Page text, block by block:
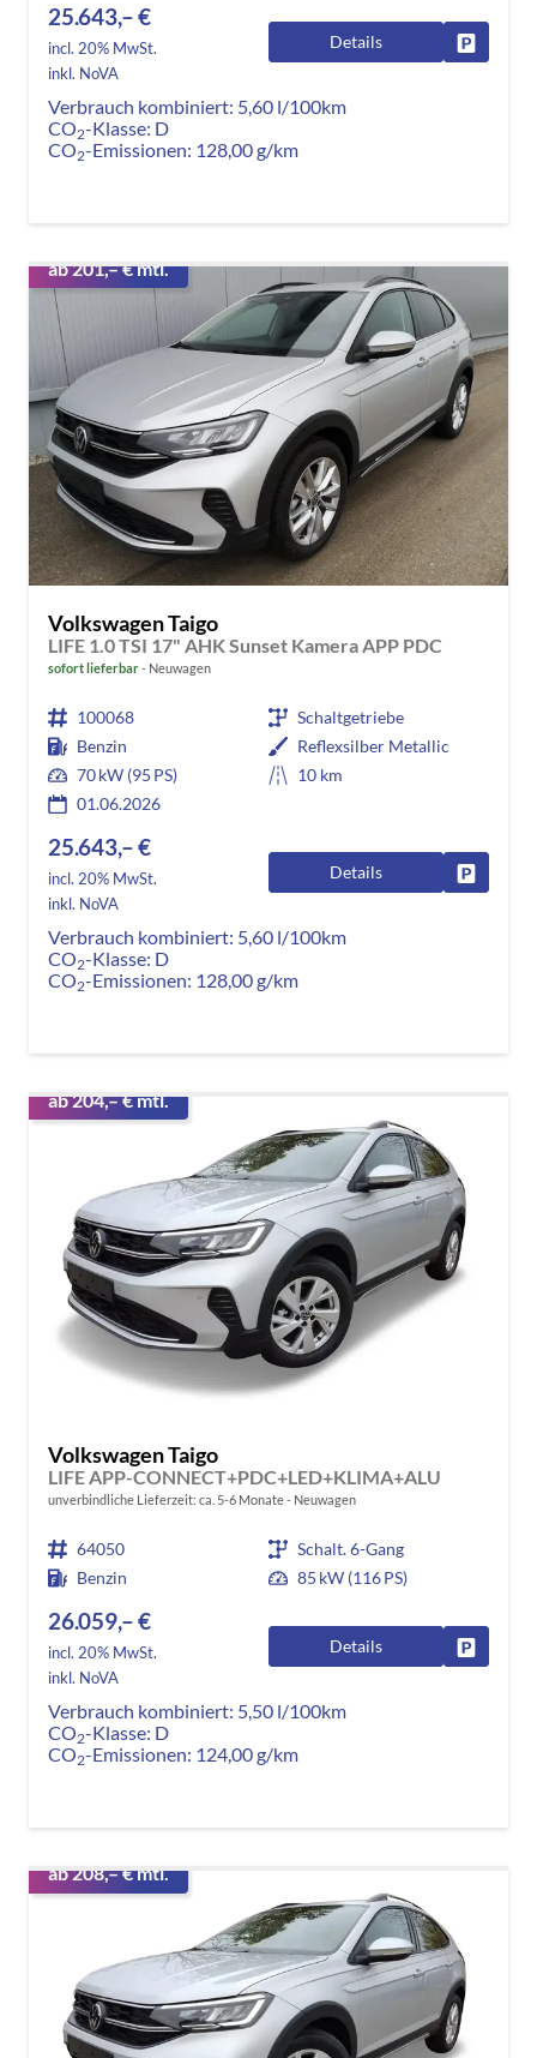
25.643,– €
incl. 20% MwSt.
inkl. NoVA
Details
Verbrauch kombiniert: 5,60 l/100km
CO2-Klasse: D
CO2-Emissionen: 128,00 g/km
ab 201,– € mtl.
Volkswagen Taigo
LIFE 1.0 TSI 17" AHK Sunset Kamera APP PDC
sofort lieferbar Neuwagen
100068
Schaltgetriebe
Benzin
Reflexsilber Metallic
70 kW (95 PS)
10 km
01.06.2026
25.643,– €
incl. 20% MwSt.
inkl. NoVA
Details
Verbrauch kombiniert: 5,60 l/100km
CO2-Klasse: D
CO2-Emissionen: 128,00 g/km
ab 204,– € mtl.
Volkswagen Taigo
LIFE APP-CONNECT+PDC+LED+KLIMA+ALU
unverbindliche Lieferzeit: ca. 5-6 Monate Neuwagen
64050
Schalt. 6-Gang
Benzin
85 kW (116 PS)
26.059,– €
incl. 20% MwSt.
inkl. NoVA
Details
Verbrauch kombiniert: 5,50 l/100km
CO2-Klasse: D
CO2-Emissionen: 124,00 g/km
ab 208,– € mtl.